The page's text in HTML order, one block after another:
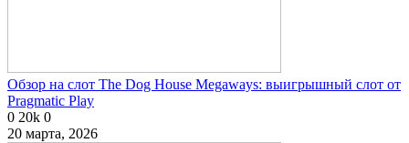
Обзор на слот The Dog House Megaways: выигрышный слот от
Pragmatic Play
0 20k 0
20 марта, 2026